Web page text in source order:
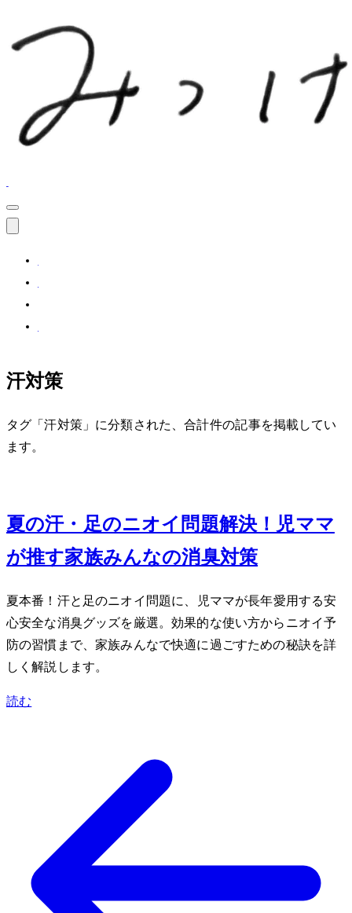
汗対策
タグ「汗対策」に分類された、合計 1 件の記事を掲載してい
ます。
夏の汗・足のニオイ問題解決！2児ママ
が推す家族みんなの消臭対策
夏本番！汗と足のニオイ問題に、2児ママが長年愛用する安
心安全な消臭グッズを厳選。効果的な使い方からニオイ予
防の習慣まで、家族みんなで快適に過ごすための秘訣を詳
しく解説します。
読む